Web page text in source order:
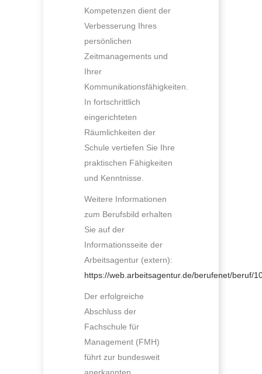
Kompetenzen dient der
Verbesserung Ihres
persönlichen
Zeitmanagements und
Ihrer
Kommunikationsfähigkeiten.
In fortschrittlich
eingerichteten
Räumlichkeiten der
Schule vertiefen Sie Ihre
praktischen Fähigkeiten
und Kenntnisse.
Weitere Informationen
zum Berufsbild erhalten
Sie auf der
Informationsseite der
Arbeitsagentur (extern):
https://web.arbeitsagentur.de/berufenet/beruf/
Der erfolgreiche
Abschluss der
Fachschule für
Management (FMH)
führt zur bundesweit